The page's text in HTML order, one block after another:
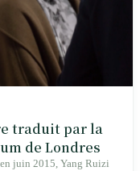
traduit par la
de Londres
juin 2015, Yang Ruizi